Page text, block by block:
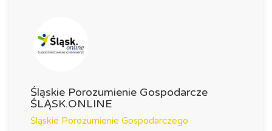
Śląskie Porozumienie Gospodarcze
ŚLĄSK.ONLINE
Śląskie Porozumienie Gospodarczego